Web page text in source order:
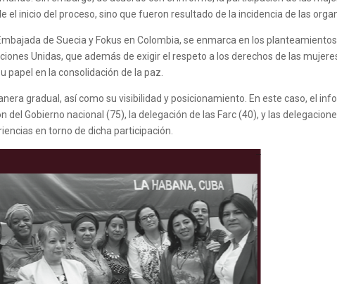
el inicio del proceso, sino que fueron resultado de la incidencia de las
de Suecia y Fokus en Colombia, se enmarca en los
Unidas, que además de exigir el respeto a los derechos de las
papel en la consolidación de la paz.
gradual, así como su visibilidad y posicionamiento. En este caso, el
Gobierno nacional (75), la delegación de las Farc (40), y las
en torno de dicha participación.